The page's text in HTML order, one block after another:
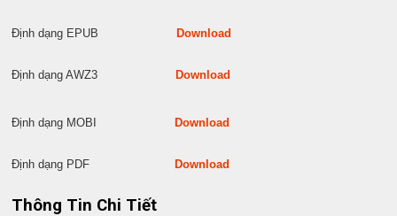
Định dạng EPUB Download
Định dạng AWZ3 Download
Định dạng MOBI Download
Định dạng PDF Download
Thông Tin Chi Tiết